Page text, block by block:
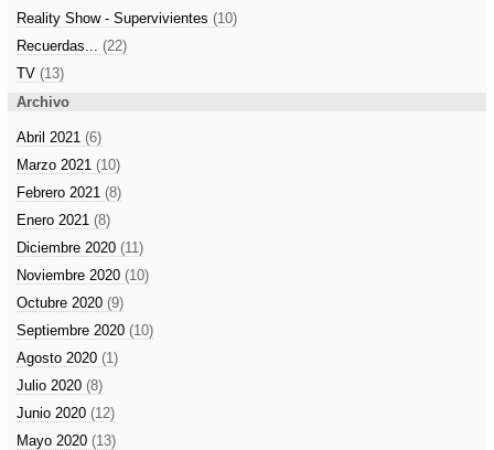
Reality Show - Supervivientes (10)
Recuerdas... (22)
TV (13)
Archivo
Abril 2021 (6)
Marzo 2021 (10)
Febrero 2021 (8)
Enero 2021 (8)
Diciembre 2020 (11)
Noviembre 2020 (10)
Octubre 2020 (9)
Septiembre 2020 (10)
Agosto 2020 (1)
Julio 2020 (8)
Junio 2020 (12)
Mayo 2020 (13)